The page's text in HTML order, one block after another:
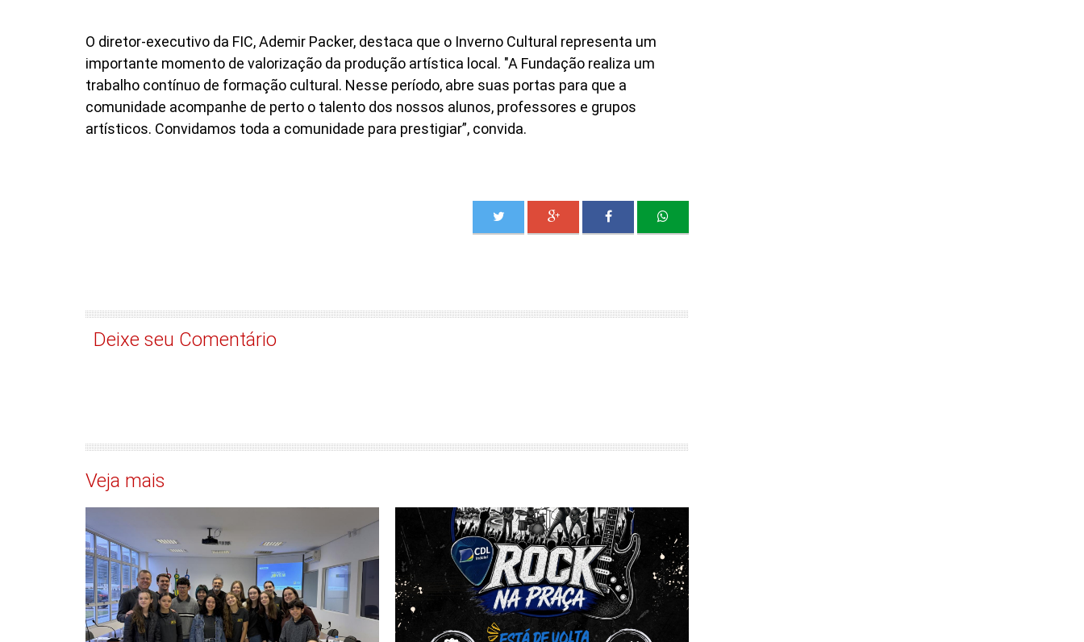
O diretor-executivo da FIC, Ademir Packer, destaca que o Inverno Cultural representa um
importante momento de valorização da produção artística local. "A Fundação realiza um
trabalho contínuo de formação cultural. Nesse período, abre suas portas para que a
comunidade acompanhe de perto o talento dos nossos alunos, professores e grupos
artísticos. Convidamos toda a comunidade para prestigiar”, convida.
Deixe seu Comentário
Veja mais